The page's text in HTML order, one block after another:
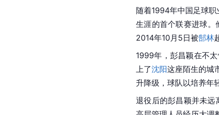
随着1994年中国足球
生涯的首个联赛进球
2014年10月5日被郜林
1999年，彭昌颖在不
上了沈阳这座陌生的城
升降级，球队以培养年
退役后的彭昌颖并未